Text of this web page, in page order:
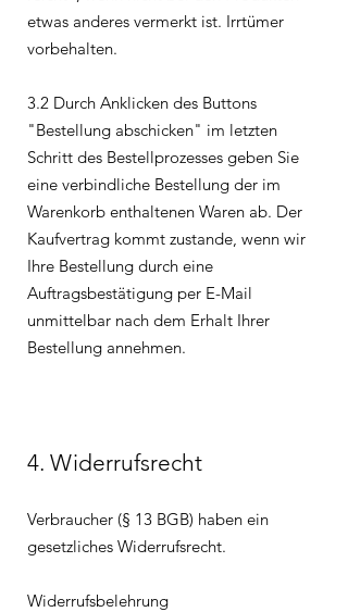
etwas anderes vermerkt ist. Irrtümer
vorbehalten.
3.2 Durch Anklicken des Buttons
"Bestellung abschicken" im letzten
Schritt des Bestellprozesses geben Sie
eine verbindliche Bestellung der im
Warenkorb enthaltenen Waren ab. Der
Kaufvertrag kommt zustande, wenn wir
Ihre Bestellung durch eine
Auftragsbestätigung per E-Mail
unmittelbar nach dem Erhalt Ihrer
Bestellung annehmen.
4. Widerrufsrecht
Verbraucher (§ 13 BGB) haben ein
gesetzliches Widerrufsrecht.
Widerrufsbelehrung